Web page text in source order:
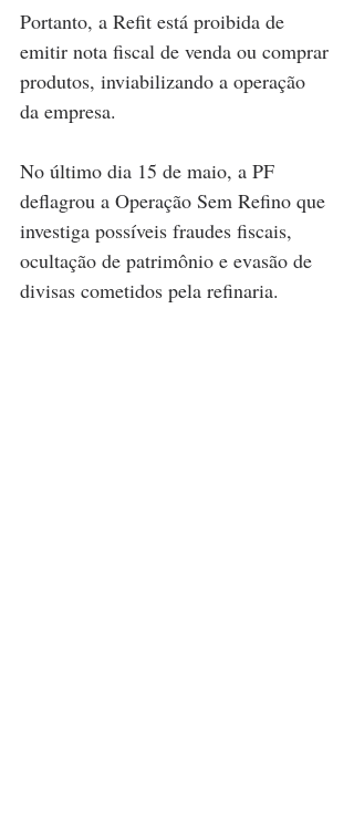
Portanto, a Refit está proibida de
emitir nota fiscal de venda ou comprar
produtos, inviabilizando a operação
da empresa.
No último dia 15 de maio, a PF
deflagrou a Operação Sem Refino que
investiga possíveis fraudes fiscais,
ocultação de patrimônio e evasão de
divisas cometidos pela refinaria.